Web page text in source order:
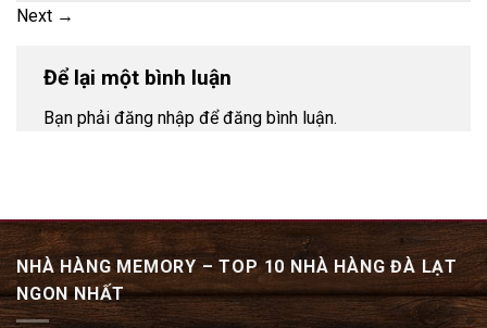
Next →
Để lại một bình luận
Bạn phải đăng nhập để đăng bình luận.
NHÀ HÀNG MEMORY – TOP 10 NHÀ HÀNG ĐÀ LẠT
NGON NHẤT